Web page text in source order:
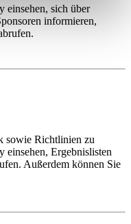
einsehen, sich über
informieren,
sowie Richtlinien zu
Ergebnislisten
Außerdem können Sie